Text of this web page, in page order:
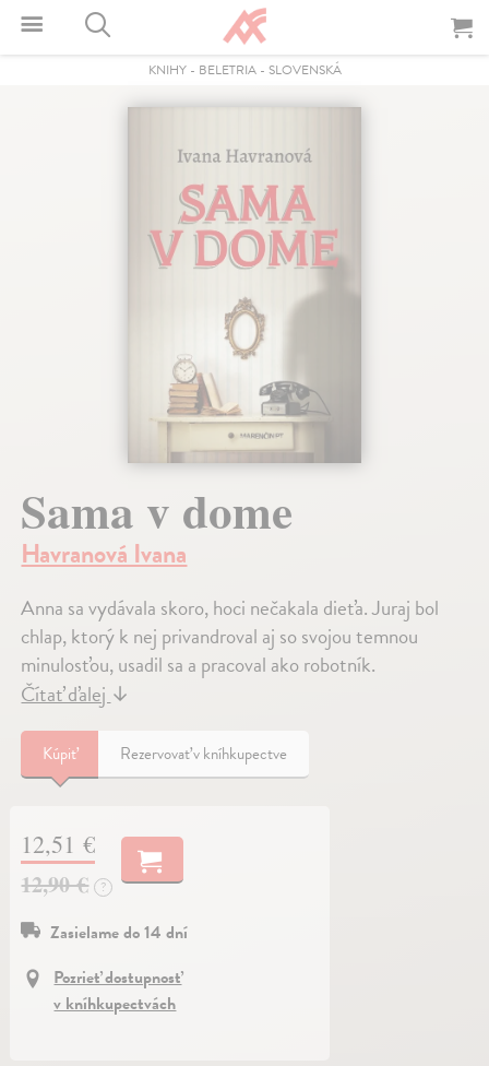
KNIHY- BELETRIA- SLOVENSKÁ
Sama v dome
Havranová Ivana
Anna sa vydávala skoro, hoci nečakala dieťa. Juraj bol
chlap, ktorý k nej privandroval aj so svojou temnou
minulosťou, usadil sa a pracoval ako robotník.
Čítať ďalej ↓
Kúpiť Rezervovať v kníhkupectve
12,51 €
12,90 €
?
Zasielame do 14 dní
Pozrieť dostupnosť
v kníhkupectvách